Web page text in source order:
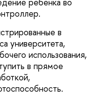
в
университета,
использования,
в прямое